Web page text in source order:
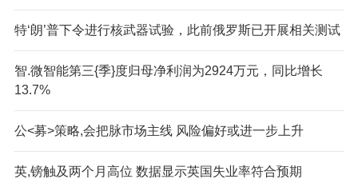
特‘朗’普下令进行核武器试验，此前俄罗斯已开展相关测试
智.微智能第三{季}度归母净利润为2924万元，同比增长
13.7%
公<募>策略,会把脉市场主线 风险偏好或进一步上升
英,镑触及两个月高位 数据显示英国失业率符合预期